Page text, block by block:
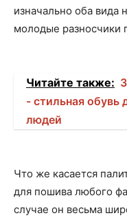
изначально оба вида
молодые разносчики
Читайте также:
- стильная обувь
людей
Что же касается
для пошива любого
случае он весьма